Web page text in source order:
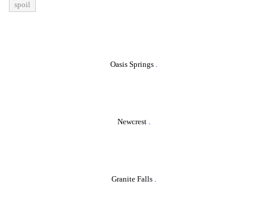
spoil
Oasis Springs.
Newcrest.
Granite Falls.